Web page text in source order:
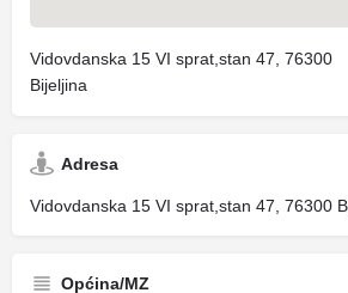
Vidovdanska 15 VI sprat,stan 47, 76300
Bijeljina
Adresa
Vidovdanska 15 VI sprat,stan 47, 76300
Općina/MZ